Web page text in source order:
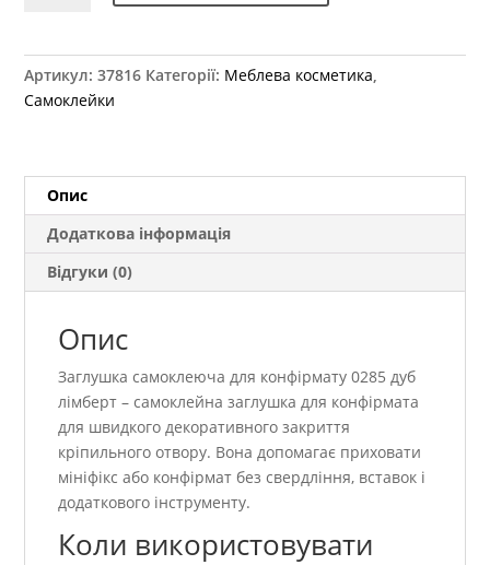
дуб
Артикул:37816 Категорії: Меблева косметика
Самоклейки
Опис
Додаткова інформація
Відгуки (0)
Опис
Заглушка самоклеюча для конфірмату 0285 дуб
лімберт – самоклейна заглушка для конфірмата
для швидкого декоративного закриття
кріпильного отвору. Вона допомагає приховати
мініфікс або конфірмат без свердління, вставок і
додаткового інструменту.
Коли використовувати